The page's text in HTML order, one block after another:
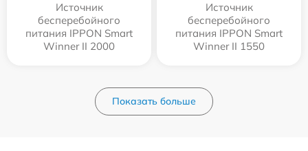
Источник
бесперебойного
питания IPPON Smart
Winner II 2000
Источник
бесперебойного
питания IPPON Smart
Winner II 1550
Показать больше